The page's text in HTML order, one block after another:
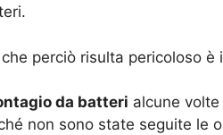
che perciò risulta pericoloso
da batteri alcune
non sono state seguite le